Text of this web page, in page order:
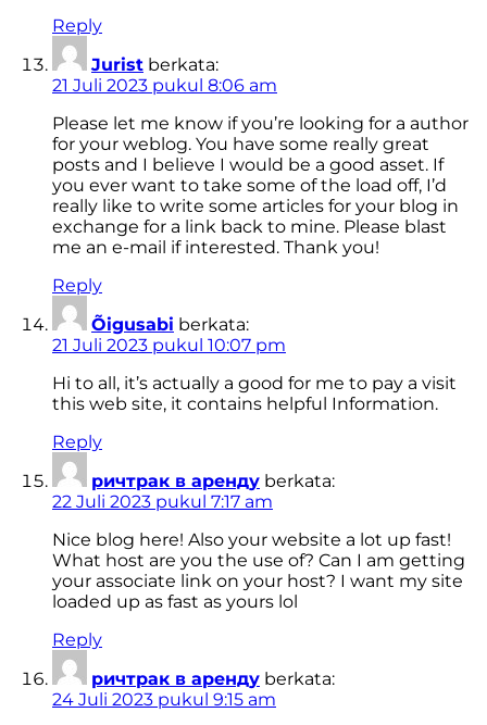
Reply
Jurist berkata:
21 Juli 2023 pukul 8:06 am
Please let me know if you’re looking for a author
for your weblog. You have some really great
posts and I believe I would be a good asset. If
you ever want to take some of the load off, I’d
really like to write some articles for your blog in
exchange for a link back to mine. Please blast
me an e-mail if interested. Thank you!
Reply
Õigusabi berkata:
21 Juli 2023 pukul 10:07 pm
Hi to all, it’s actually a good for me to pay a visit
this web site, it contains helpful Information.
Reply
ричтрак в аренду berkata:
22 Juli 2023 pukul 7:17 am
Nice blog here! Also your website a lot up fast!
What host are you the use of? Can I am getting
your associate link on your host? I want my site
loaded up as fast as yours lol
Reply
ричтрак в аренду berkata:
24 Juli 2023 pukul 9:15 am